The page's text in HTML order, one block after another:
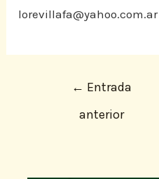
lorevillafa@yahoo.com.ar
← Entrada
anterior